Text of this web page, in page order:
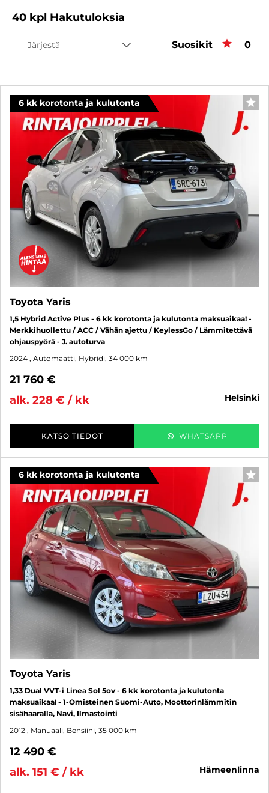
40 kpl Hakutuloksia
Järjestä Suosikit 0
6 kk korotonta ja kulutonta
Toyota Yaris
1,5 Hybrid Active Plus - 6 kk korotonta ja kulutonta maksuaikaa! -
Merkkihuollettu / ACC / Vähän ajettu / KeylessGo / Lämmitettävä
ohjauspyörä - J. autoturva
2024 , Automaatti, Hybridi, 34 000 km
21 760 €
alk. 228 € / kk
helsinki
KATSO TIEDOT WHATSAPP
6 kk korotonta ja kulutonta
Toyota Yaris
1,33 Dual VVT-i Linea Sol 5ov - 6 kk korotonta ja kulutonta
maksuaikaa! - 1-Omisteinen Suomi-Auto, Moottorinlämmitin
sisähaaralla, Navi, Ilmastointi
2012 , Manuaali, Bensiini, 35 000 km
12 490 €
alk. 151 € / kk
hämeenlinna